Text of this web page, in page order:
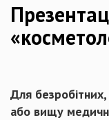
Для
або вищу